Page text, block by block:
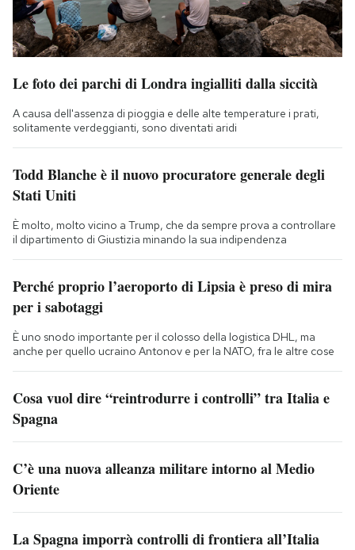
Le foto dei parchi di Londra ingialliti dalla siccità
A causa dell'assenza di pioggia e delle alte temperature i prati,
solitamente verdeggianti, sono diventati aridi
Todd Blanche è il nuovo procuratore generale degli
Stati Uniti
È molto, molto vicino a Trump, che da sempre prova a controllare
il dipartimento di Giustizia minando la sua indipendenza
Perché proprio l’aeroporto di Lipsia è preso di mira
per i sabotaggi
È uno snodo importante per il colosso della logistica DHL, ma
anche per quello ucraino Antonov e per la NATO, fra le altre cose
Cosa vuol dire “reintrodurre i controlli” tra Italia e
Spagna
C’è una nuova alleanza militare intorno al Medio
Oriente
La Spagna imporrà controlli di frontiera all’Italia